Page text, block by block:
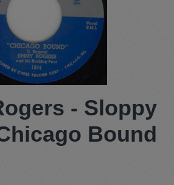
- Sloppy
Bound